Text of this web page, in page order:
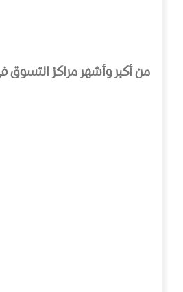
من أكبر وأشهر مراكز التسوق